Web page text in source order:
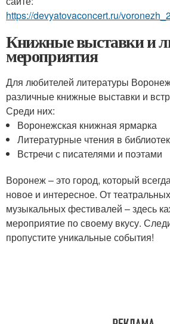
https://devyatovaconcert.ru/
Книжные выставки и
мероприятия
Для любителей литературы
различные книжные выставки и
Среди них:
Воронежская книжная ярмарка
Литературные чтения в
Встречи с писателями и поэтами
Воронеж – это город, который
новое и интересное. От
музыкальных фестивалей – здесь
мероприятие по своему вкусу.
пропустите уникальные события!